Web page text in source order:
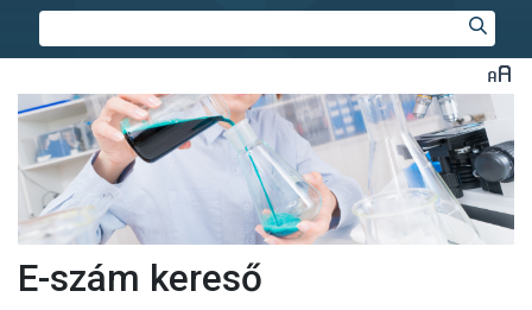
E-szám kereső